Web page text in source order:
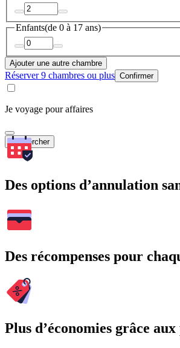
Enfants(de 0 à 17 ans)
Ajouter une autre chambre
Réserver 9 chambres ou plus Confirmer
Je voyage pour affaires
Rechercher
Des options d’annulation
Des récompenses pour
Plus d’économies grâce